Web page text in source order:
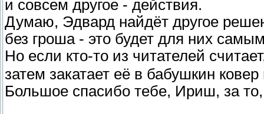
и совсем другое - действия.
Думаю, Эдвард найдёт другое
без гроша - это будет для них
Но если кто-то из читателей
затем закатает её в бабушкин
Большое спасибо тебе, Ириш, за